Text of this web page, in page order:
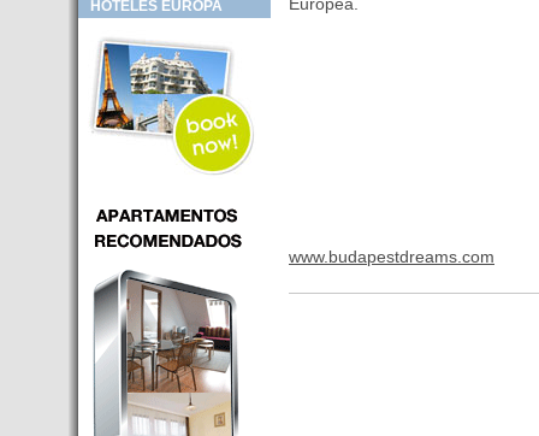
Hotel en venta en zona PRIME
- Inversor para hotel
- Hotel en venta Budapest
- Budapest y Cracovia, las
ciudades de moda en 2018
- Inaugurado en BUDAPEST el
puede ser controlado por
Smarthfones de sus clientes
- HOTEL Moments Budapest,
éste sí es un ‘gran hotel
Budapest’.
- Hoteles en BUDAPEST:
Resultados octubre de 2016,
subida del 15% ocupación y
del 25,6% en el RevPar
HOTELES EUROPA
www.budapestdreams.com